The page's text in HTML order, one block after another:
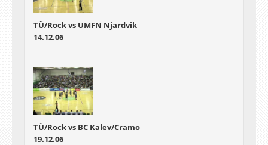
TÜ/Rock vs UMFN Njardvik
14.12.06
TÜ/Rock vs BC Kalev/Cramo
19.12.06